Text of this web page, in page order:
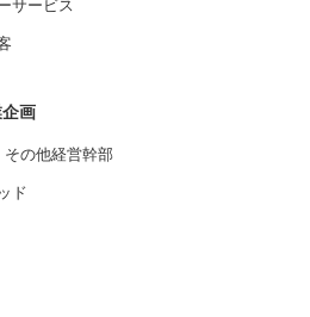
サービス
画
その他経営幹部
ド